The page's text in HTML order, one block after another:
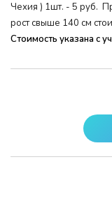
Чехия ) 1шт. - 5 руб.
рост свыше 140 см
Стоимость указана с